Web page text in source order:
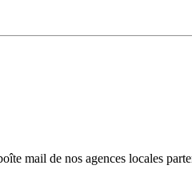
mail de nos agences locales